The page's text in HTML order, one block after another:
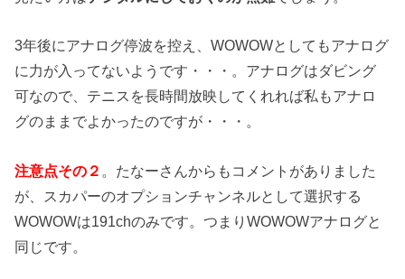
3年後にアナログ停波を控え、WOWOWとしてもアナログ
に力が入ってないようです・・・。アナログはダビング
可なので、テニスを長時間放映してくれれば私もアナロ
グのままでよかったのですが・・・。
注意点その２ 。たなーさんからもコメントがありました
が、スカパーのオプションチャンネルとして選択する
WOWOWは191chのみです。つまりWOWOWアナログと
同じです。